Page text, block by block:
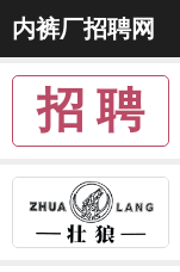
内裤厂招聘网
招 聘